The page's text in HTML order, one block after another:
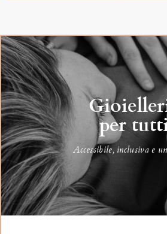
per
Accessibile, inclusiva e